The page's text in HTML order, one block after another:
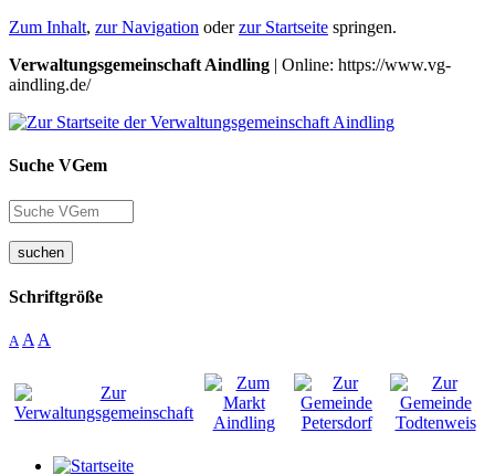
Zum Inhalt, zur Navigation oderzur Startseite springen.
Verwaltungsgemeinschaft Aindling | Online: https://www.vg-
aindling.de/
Suche VGem
suchen
Schriftgröße
A A A